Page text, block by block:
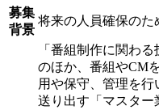
募集
背景
将来の人員確保のた
「番組制作に関わ
のほか、番組やCM
用や保守、管理を行
送り出す「マスター